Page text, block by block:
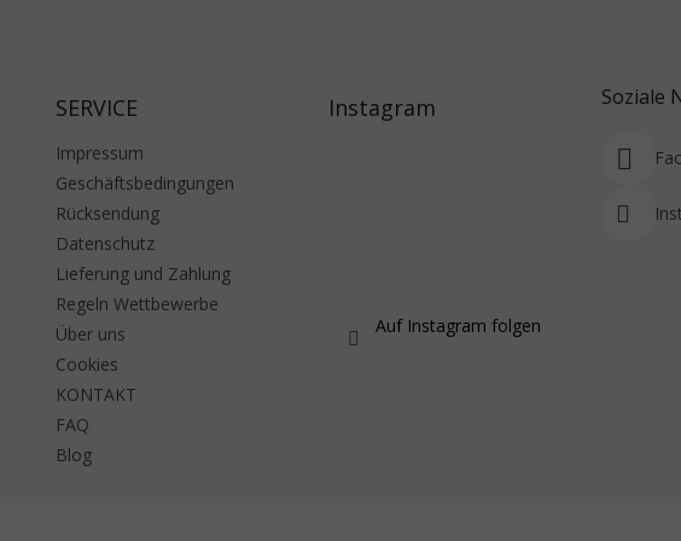
SERVICE
Impressum
Geschäftsbedingungen
Rücksendung
Datenschutz
Lieferung und Zahlung
Regeln Wettbewerbe
Über uns
Cookies
KONTAKT
FAQ
Blog
Instagram
Auf Instagram folgen
Soziale